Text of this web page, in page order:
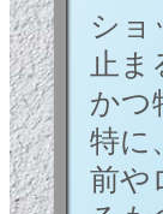
シ
止
かつ
特に
前や